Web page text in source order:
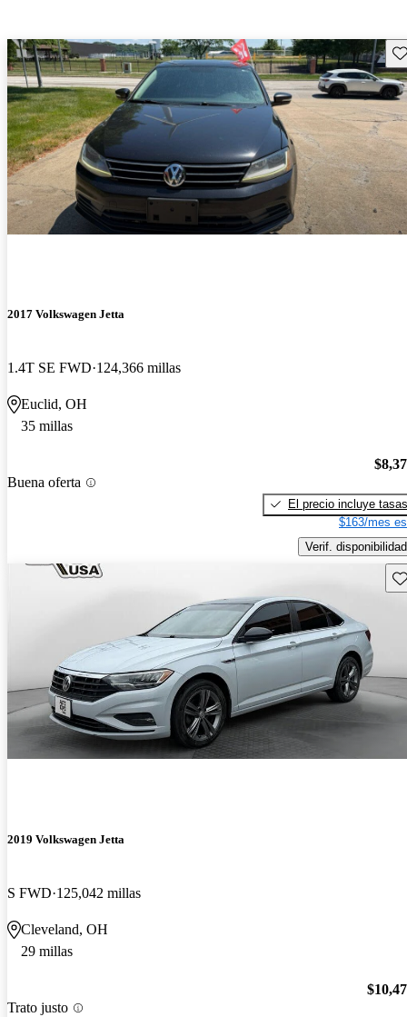
2017 Volkswagen Jetta
1.4T SE FWD 124,366 millas
Euclid, OH
35 millas
Buena oferta
El precio incluye tasas
$163/mes
Verif. disponibilidad
2019 Volkswagen Jetta
S FWD 125,042 millas
Cleveland, OH
29 millas
Trato justo